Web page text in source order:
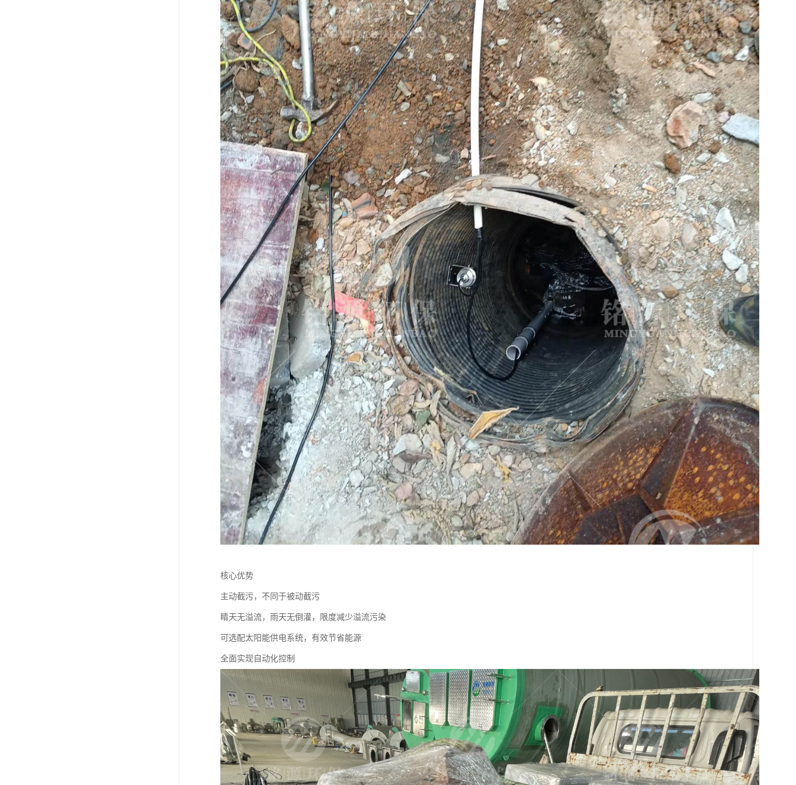
核心优势
主动截污，不同于被动截污
睛天无溢流，雨天无倒灌，限度减少溢流污染
可选配太阳能供电系统，有效节省能源
全面实现自动化控制